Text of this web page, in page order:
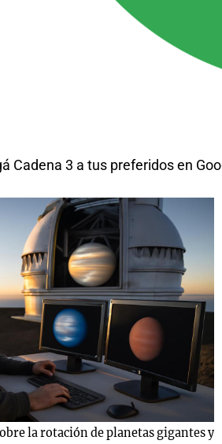
Cadena 3 a tus preferidos en
la rotación de planetas gigantes y